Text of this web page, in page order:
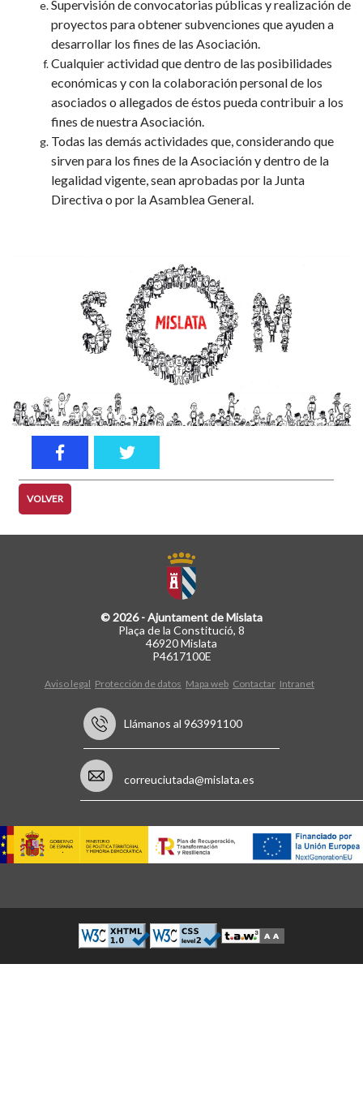
Supervisión de convocatorias públicas y realización de
proyectos para obtener subvenciones que ayuden a
desarrollar los fines de las Asociación.
Cualquier actividad que dentro de las posibilidades
económicas y con la colaboración personal de los
asociados o allegados de éstos pueda contribuir a los
fines de nuestra Asociación.
Todas las demás actividades que, considerando que
sirven para los fines de la Asociación y dentro de la
legalidad vigente, sean aprobadas por la Junta
Directiva o por la Asamblea General.
VOLVER
© 2026 - Ajuntament de Mislata
Plaça de la Constitució, 8
46920 Mislata
P4617100E
Aviso legal Protección de datos Mapa web Contactar Intranet
Llámanos al 963991100
correuciutada@mislata.es